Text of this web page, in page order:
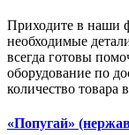
Приходите в наши
необходимые
всегда готовы
оборудование по
количество товара
«Попугай»